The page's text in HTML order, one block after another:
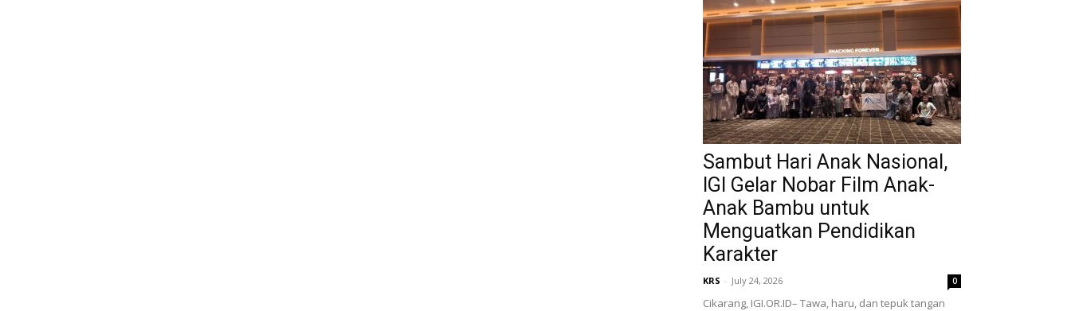
Sambut Hari Anak Nasional,
IGI Gelar Nobar Film Anak-
Anak Bambu untuk
Menguatkan Pendidikan
Karakter
KRS - July 24, 2026 0
Cikarang, IGI.OR.ID– Tawa, haru, dan tepuk tangan